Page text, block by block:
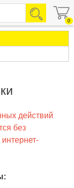
0
действий
без
: